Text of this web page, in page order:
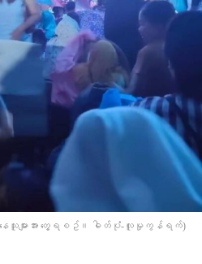
ေသူများအား တွေ့ရစဥ်။ ဓါတ်ပုံံ-လူမှုကွန်ရက်)